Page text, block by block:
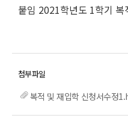
붙임 2021학년도 1학기
복적 및 재입학 신청서수정